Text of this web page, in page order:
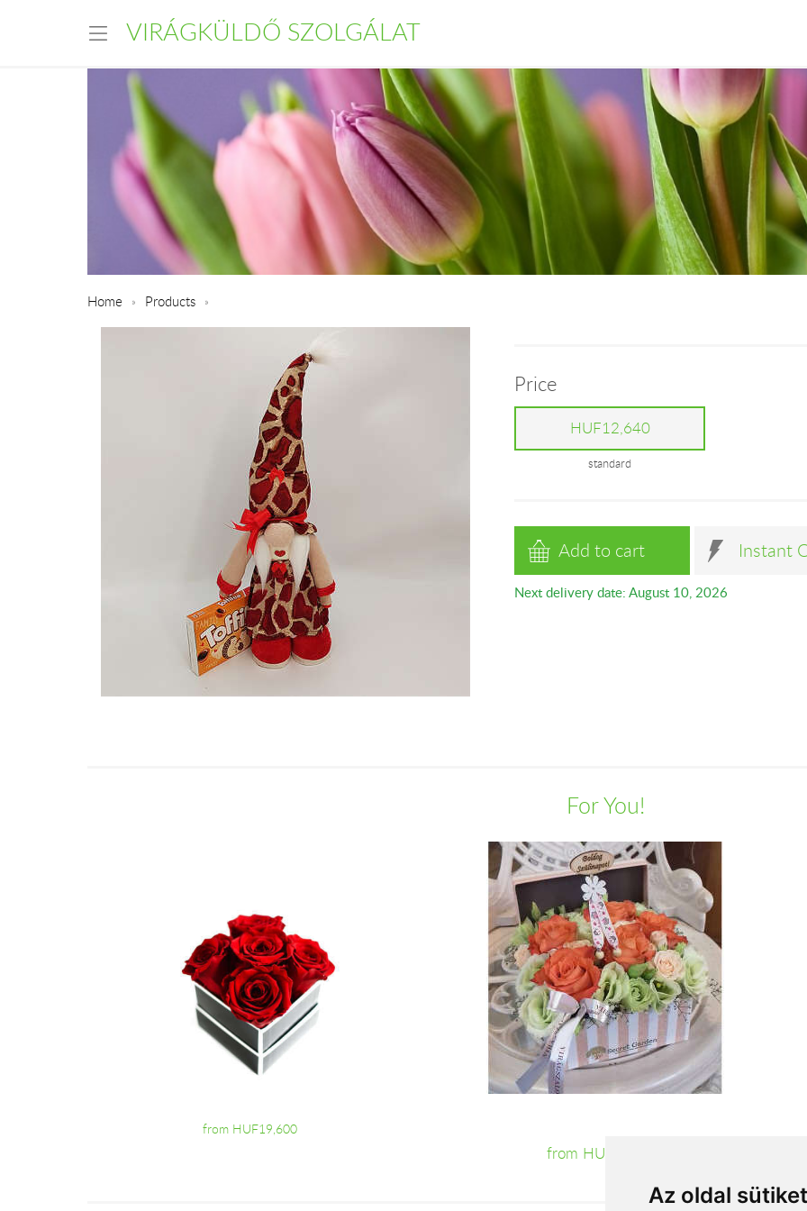
Az oldal
VIRÁGKÜLDŐ SZOLGÁLAT
Home Products
Price
HUF12,640
standard
Add to cart Instant
Next delivery date: August 10, 2026
For You!
from HUF19,600
from HUF27,400